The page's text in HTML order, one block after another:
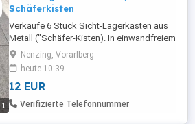
1
Schäferkisten
Verkaufe 6 Stück Sicht-Lagerkästen aus
Metall ("Schäfer-Kisten). In einwandfreiem
Zustand. Abmessungen: Breite 22cm
Höhe 20cm Länge 34cm Preis ist für je 1
Stk.
Nenzing, Vorarlberg
heute 10:39
12 EUR
Verifizierte Telefonnummer